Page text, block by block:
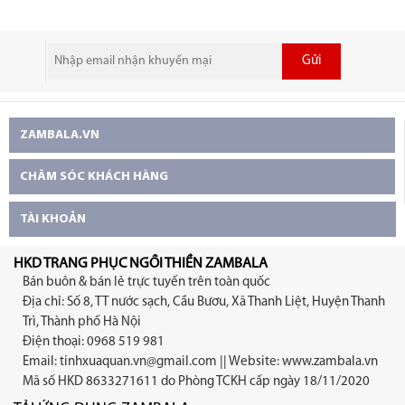
Gửi
ZAMBALA.VN
CHĂM SÓC KHÁCH HÀNG
TÀI KHOẢN
HKD TRANG PHỤC NGỒI THIỀN ZAMBALA
Bán buôn & bán lẻ trực tuyến trên toàn quốc
Địa chỉ: Số 8, TT nước sạch, Cầu Bươu, Xã Thanh Liệt, Huyện Thanh
Trì, Thành phố Hà Nội
Điện thoại: 0968 519 981
Email: tinhxuaquan.vn@gmail.com || Website: www.zambala.vn
Mã số HKD 8633271611 do Phòng TCKH cấp ngày 18/11/2020